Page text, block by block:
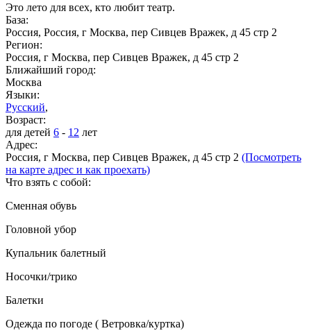
Это лето для всех, кто любит театр.
База:
Россия, Россия, г Москва, пер Сивцев Вражек, д 45 стр 2
Регион:
Россия, г Москва, пер Сивцев Вражек, д 45 стр 2
Ближайший город:
Москва
Языки:
Русский,
Возраст:
для детей 6 - 12 лет
Адрес:
Россия, г Москва, пер Сивцев Вражек, д 45 стр 2 (Посмотреть
на карте адрес и как проехать)
Что взять с собой:
Сменная обувь
Головной убор
Купальник балетный
Носочки/трико
Балетки
Одежда по погоде ( Ветровка/куртка)